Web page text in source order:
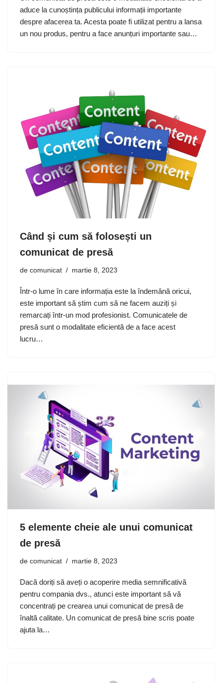
aduce la cunoștința publicului informații importante
despre afacerea ta. Acesta poate fi utilizat pentru a lansa
un nou produs, pentru a face anunțuri importante sau…
Când și cum să folosești un
comunicat de presă
de comunicat martie 8, 2023
Într-o lume în care informația este la îndemână oricui,
este important să știm cum să ne facem auziți și
remarcați într-un mod profesionist. Comunicatele de
presă sunt o modalitate eficientă de a face acest
lucru…
5 elemente cheie ale unui comunicat
de presă
de comunicat martie 8, 2023
Dacă doriți să aveți o acoperire media semnificativă
pentru compania dvs., atunci este important să vă
concentrați pe crearea unui comunicat de presă de
înaltă calitate. Un comunicat de presă bine scris poate
ajuta la…